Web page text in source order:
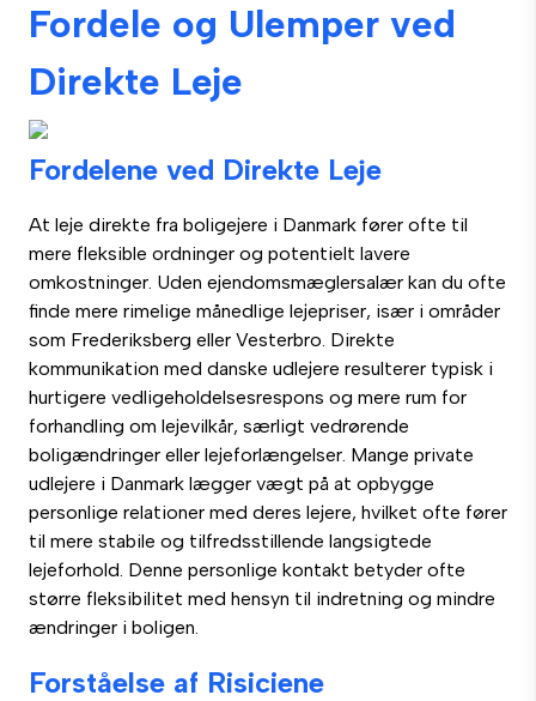
Fordele og Ulemper ved
Direkte Leje
Fordelene ved Direkte Leje
At leje direkte fra boligejere i Danmark fører ofte til
mere fleksible ordninger og potentielt lavere
omkostninger. Uden ejendomsmæglersalær kan du ofte
finde mere rimelige månedlige lejepriser, især i områder
som Frederiksberg eller Vesterbro. Direkte
kommunikation med danske udlejere resulterer typisk i
hurtigere vedligeholdelsesrespons og mere rum for
forhandling om lejevilkår, særligt vedrørende
boligændringer eller lejeforlængelser. Mange private
udlejere i Danmark lægger vægt på at opbygge
personlige relationer med deres lejere, hvilket ofte fører
til mere stabile og tilfredsstillende langsigtede
lejeforhold. Denne personlige kontakt betyder ofte
større fleksibilitet med hensyn til indretning og mindre
ændringer i boligen.
Forståelse af Risiciene